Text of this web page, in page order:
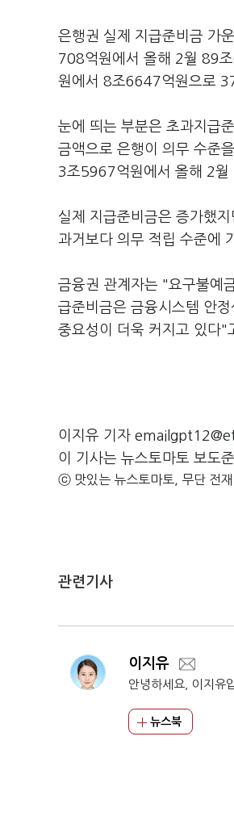
은행권 실제 지급준비금 가
708억원에서 올해 2월 89
원에서 8조6647억원으로
눈에 띄는 부분은 초과지급
금액으로 은행이 의무 수준
3조5967억원에서 올해 2
실제 지급준비금은 증가했
과거보다 의무 적립 수준에
금융권 관계자는 "요구불예
급준비금은 금융시스템 안
중요성이 더욱 커지고 있다"
이지유 기자
이 기사는 뉴스토마토 보도
ⓒ 맛있는 뉴스토마토, 무단 전재
관련기사
이지유
안녕하세요, 이지유
뉴스북